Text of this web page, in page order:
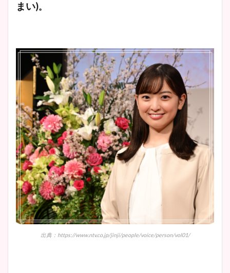
まい)。
出典：https://www.ntv.co.jp/jinji/people/voice/person/vol01/